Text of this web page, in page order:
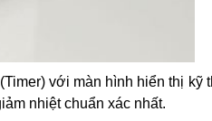
với màn hình hiển thị kỹ
nhiệt chuẩn xác nhất.